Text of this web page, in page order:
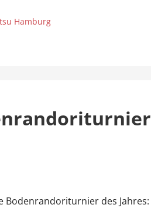
Hamburg
Bodenrandoriturnier des Jahres: